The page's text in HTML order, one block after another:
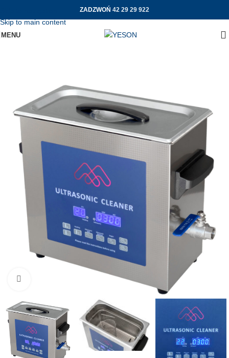
Skip to main content
ZADZWOŃ 42 29 29 922
MENU